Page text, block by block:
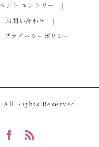
ント エントリー
お問い合わせ
プライバシーポリシー
All Rights Reserved.
Facebook